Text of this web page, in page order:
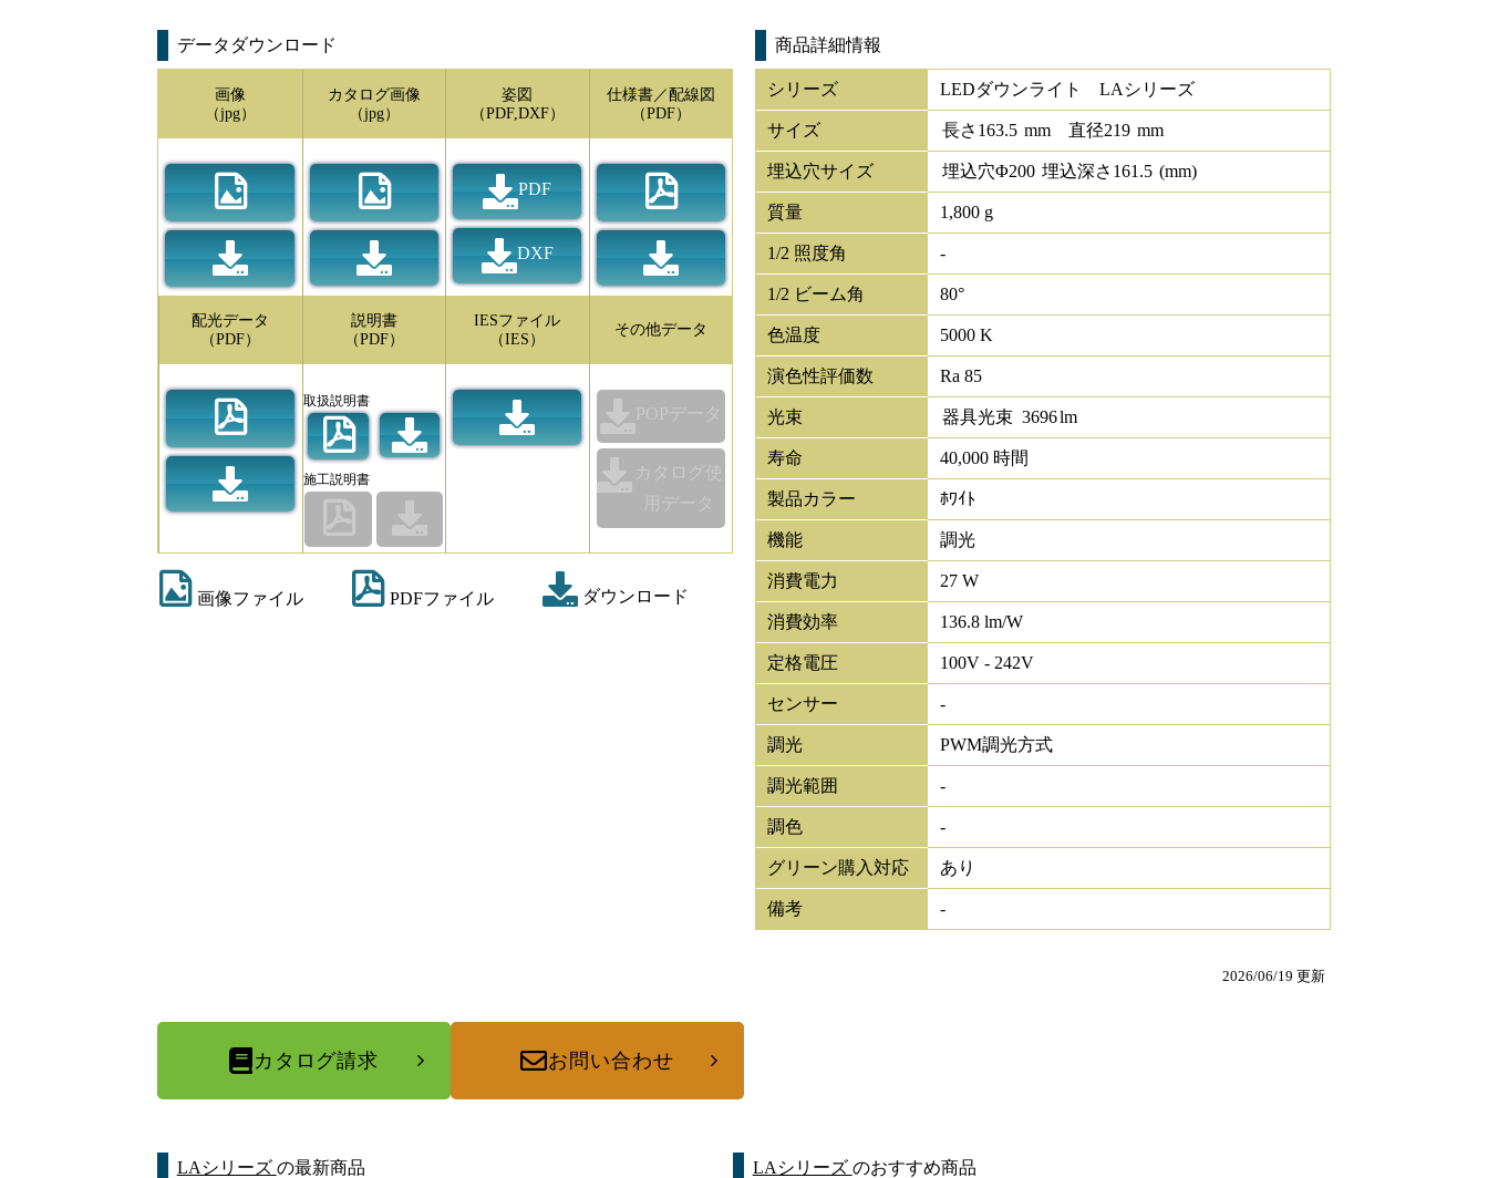
データダウンロード
画像
（jpg）
カタログ画像
（jpg）
姿図
（PDF,DXF）
PDF
DXF
仕様書／配線図
（PDF）
配光データ
（PDF）
説明書
（PDF）
取扱説明書
施工説明書
IESファイル
（IES）
その他データ
POPデータ
カタログ使
用データ
画像ファイル PDFファイル ダウンロード
商品詳細情報
シリーズ LEDダウンライト LAシリーズ
サイズ 長さ 163.5 mm 直径219 mm
埋込穴サイズ 埋込穴Φ200 埋込深さ 161.5 (mm)
質量 1,800 g
1/2 照度角 -
1/2 ビーム角 80°
色温度 5000 K
演色性評価数 Ra 85
光束 器具光束 3696lm
寿命 40,000 時間
製品カラー ﾎﾜｲﾄ
機能 調光
消費電力 27 W
消費効率 136.8 lm/W
定格電圧 100V - 242V
センサー -
調光 PWM調光方式
調光範囲 -
調色 -
グリーン購入対応 あり
備考 -
2026/06/19 更新
カタログ請求 お問い合わせ
LAシリーズ の最新商品 LAシリーズ のおすすめ商品